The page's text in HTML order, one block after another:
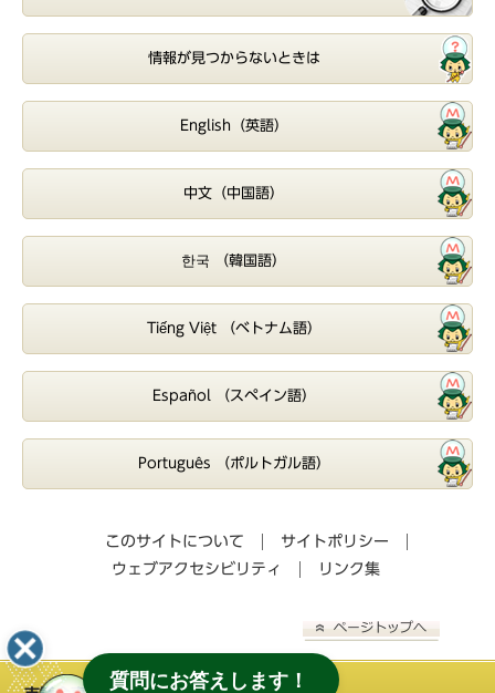
情報が見つからないときは
English（英語）
中文（中国語）
한국 （韓国語）
Tiếng Việt （ベトナム語）
Español （スペイン語）
Português （ポルトガル語）
このサイトについて
サイトポリシー
ウェブアクセシビリティ
リンク集
質問にお答えします！